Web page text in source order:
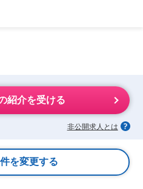
紹介を受ける
非公開求人とは
を変更する